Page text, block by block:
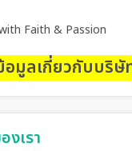
Faith & Passion
อมูลเกี่ยวกับบริษั
งเรา